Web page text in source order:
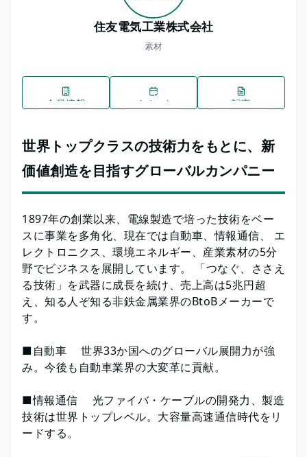
住友電気工業株式会社
素材
企業情報 イベント 記事
世界トップクラスの技術力をもとに、新
価値創造を目指すグローバルカンパニー
1897年の創業以来、電線製造で培った技術をベー
スに事業を多角化、現在では自動車、情報通信、 エ
レクトロニクス、環境エネルギー、産業素材の5分
野でビジネスを展開しています。 「つなぐ、ささえ
る技術」を武器に成長を続け、売上高は5兆円超
え、知る人ぞ知る非鉄金属業界のBtoBメーカーで
す。
■自動車 世界33か国へのグローバル展開力が強
み。今後も自動車業界の大変革に貢献。
■情報通信 光ファイバ・ケーブルの開発力、製造
技術は世界トップレベル。大容量高速通信時代をリ
ードする。